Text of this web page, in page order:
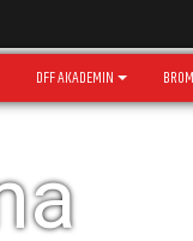
DFF AKADEMIN